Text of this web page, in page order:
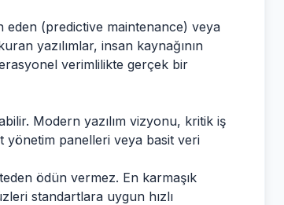
eden (predictive maintenance) veya
yazılımlar, insan kaynağının
verimlilikte gerçek bir
Modern yazılım vizyonu, kritik iş
yönetim panelleri veya basit veri
ödün vermez. En karmaşık
standartlara uygun hızlı